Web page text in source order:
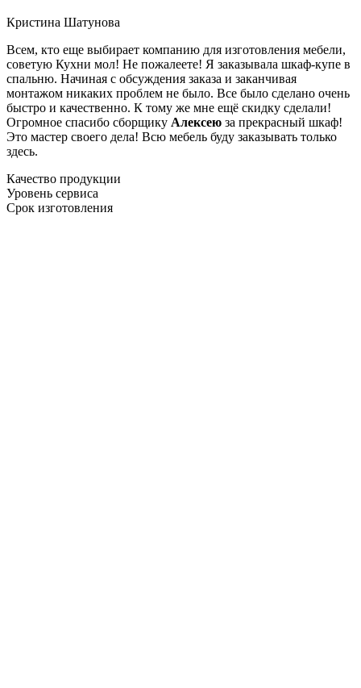
Кристина Шатунова
Всем, кто еще выбирает компанию для изготовления мебели,
советую Кухни мол! Не пожалеете! Я заказывала шкаф-купе в
спальню. Начиная с обсуждения заказа и заканчивая
монтажом никаких проблем не было. Все было сделано очень
быстро и качественно. К тому же мне ещё скидку сделали!
Огромное спасибо сборщику Алексею за прекрасный шкаф!
Это мастер своего дела! Всю мебель буду заказывать только
здесь.
Качество продукции
Уровень сервиса
Срок изготовления